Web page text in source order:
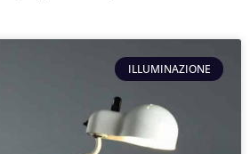
ILLUMINAZIONE